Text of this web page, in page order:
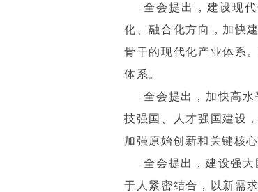
全会提出，建设现
化、融合化方向，加快
骨干的现代化产业体系
体系。
全会提出，加快高
技强国、人才强国建设
加强原始创新和关键核
全会提出，建设强
于人紧密结合，以新需